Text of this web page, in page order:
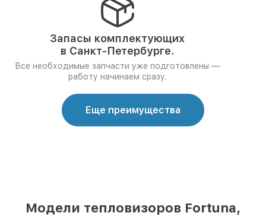
Запасы комплектующих
в Санкт-Петербурге.
Все необходимые запчасти уже подготовлены —
работу начинаем сразу.
Еще преимущества
Модели тепловизоров Fortuna,